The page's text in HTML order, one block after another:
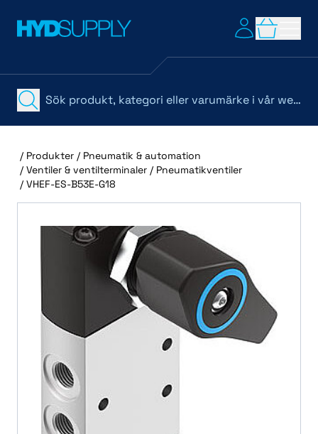
/ Produkter / Pneumatik & automation
/ Ventiler & ventilterminaler / Pneumatikventiler
/ VHEF-ES-B53E-G18